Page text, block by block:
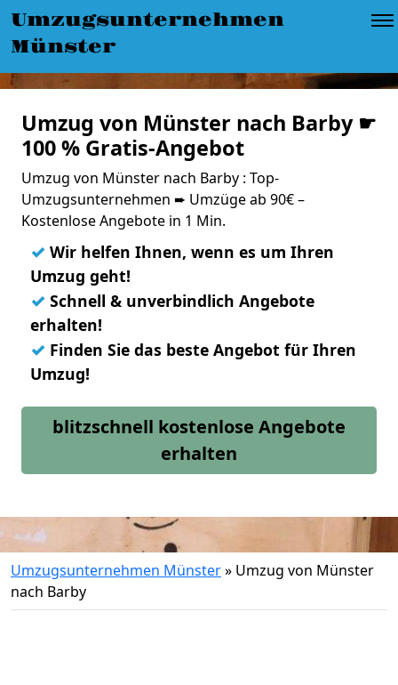
Umzugsunternehmen
Münster
Umzug von Münster nach Barby ☛
100 % Gratis-Angebot
Umzug von Münster nach Barby : Top-
Umzugsunternehmen ➨ Umzüge ab 90€ –
Kostenlose Angebote in 1 Min.
✓ Wir helfen Ihnen, wenn es um Ihren
Umzug geht!
✓ Schnell & unverbindlich Angebote
erhalten!
✓ Finden Sie das beste Angebot für Ihren
Umzug!
blitzschnell kostenlose Angebote
erhalten
Umzugsunternehmen Münster» Umzug von Münster
nach Barby